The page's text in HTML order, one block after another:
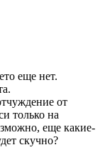
еще нет.
от
только на
еще какие-
скучно?